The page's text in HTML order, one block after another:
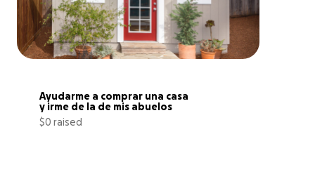
Ayudarme a comprar una casa
y irme de la de mis abuelos
$0 raised